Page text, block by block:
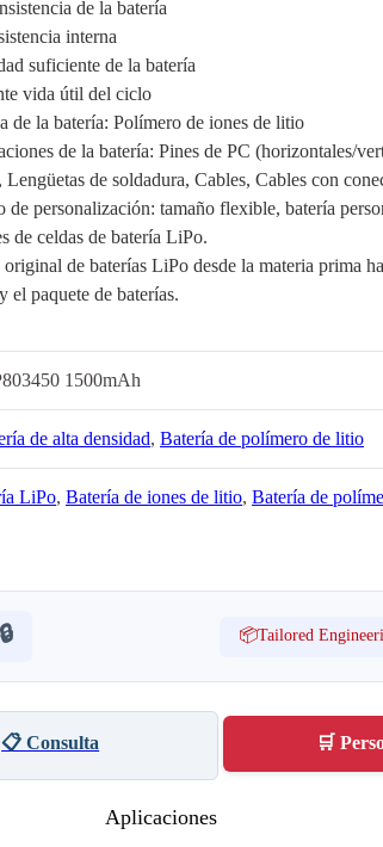
de la batería
interna
suficiente de la batería
vida útil del ciclo
de la batería: Polímero de iones de litio
de la batería: Pines de PC (horizontales/
de soldadura, Cables, Cables con
de personalización: tamaño flexible, batería
de celdas de batería LiPo.
de baterías LiPo desde la materia prima
el paquete de baterías.
1500mAh
de alta densidad, Batería de polímero de litio
LiPo, Batería de iones de litio, Batería de
📦Tailored
📋 Consulta 🛒
Aplicaciones